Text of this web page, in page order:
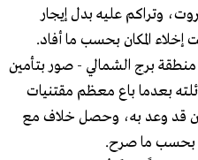
وتراكم عليه بدل إيجار
المكان بحسب ما أفاد.
برج الشمالي - صور بتأمين
بعدما باع معظم مقتنيات
قد وعد به، وحصل خلاف مع
بحسب ما صرح.